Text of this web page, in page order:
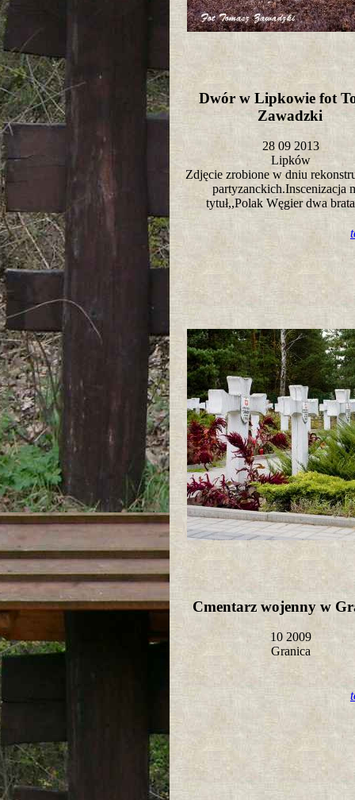
Dwór w Lipkowie fot
Zawadzki
28 09 2013
Lipków
Zdjęcie zrobione w dniu
partyzanckich.Inscenizacja
tytuł,,Polak Węgier dwa
Cmentarz wojenny w
10 2009
Granica